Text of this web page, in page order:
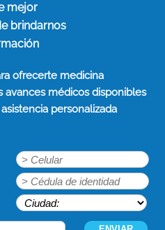
mejor
brindarnos
ofrecerte medicina
avances médicos disponibles
personalizada